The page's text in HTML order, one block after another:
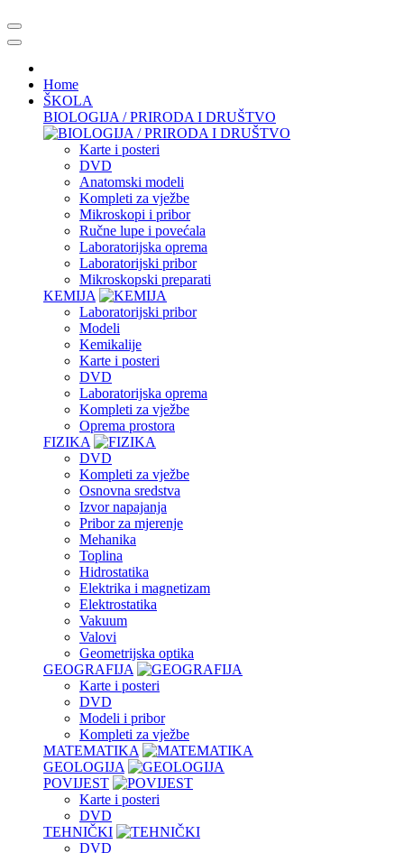
Home
ŠKOLA
BIOLOGIJA / PRIRODA I DRUŠTVO
Karte i posteri
DVD
Anatomski modeli
Kompleti za vježbe
Mikroskopi i pribor
Ručne lupe i povećala
Laboratorijska oprema
Laboratorijski pribor
Mikroskopski preparati
KEMIJA
Laboratorijski pribor
Modeli
Kemikalije
Karte i posteri
DVD
Laboratorijska oprema
Kompleti za vježbe
Oprema prostora
FIZIKA
DVD
Kompleti za vježbe
Osnovna sredstva
Izvor napajanja
Pribor za mjerenje
Mehanika
Toplina
Hidrostatika
Elektrika i magnetizam
Elektrostatika
Vakuum
Valovi
Geometrijska optika
GEOGRAFIJA
Karte i posteri
DVD
Modeli i pribor
Kompleti za vježbe
MATEMATIKA
GEOLOGIJA
POVIJEST
Karte i posteri
DVD
TEHNIČKI
DVD